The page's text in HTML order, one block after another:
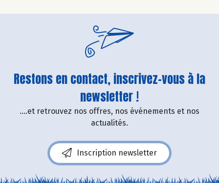
Restons en contact, inscrivez-vous à la
newsletter !
....et retrouvez nos offres, nos événements et nos
actualités.
Inscription newsletter